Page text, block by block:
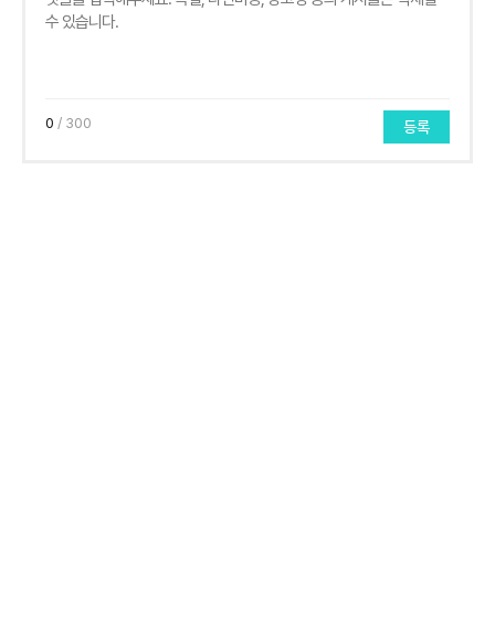
0 / 300 등록